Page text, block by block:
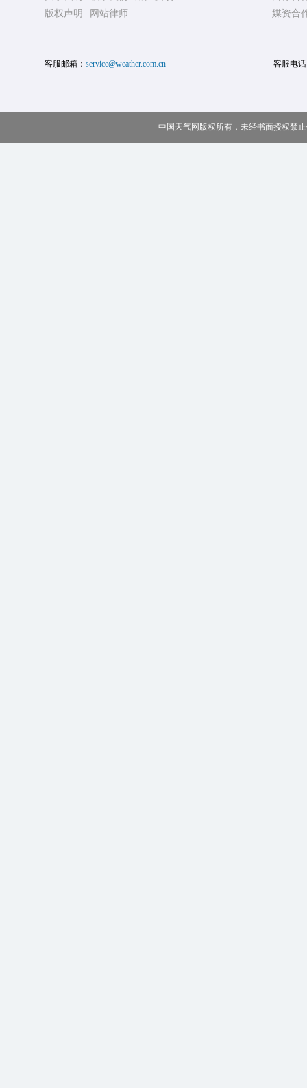
版权声明
网站律师
媒资合
客服邮箱： service@weather.com.cn 客服电
中国天气网版权所有，未经书面授权